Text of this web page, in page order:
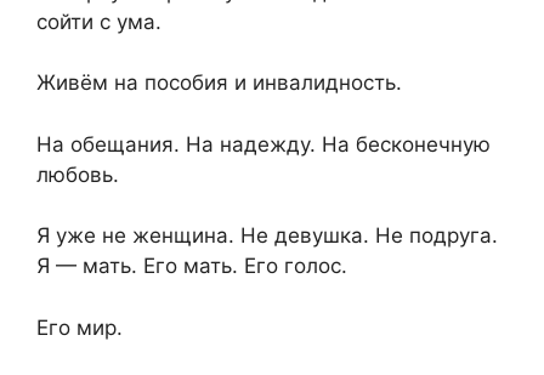
сойти с ума.
Живём на пособия и инвалидность.
На обещания. На надежду. На бесконечную
любовь.
Я уже не женщина. Не девушка. Не подруга.
Я — мать. Его мать. Его голос.
Его мир.